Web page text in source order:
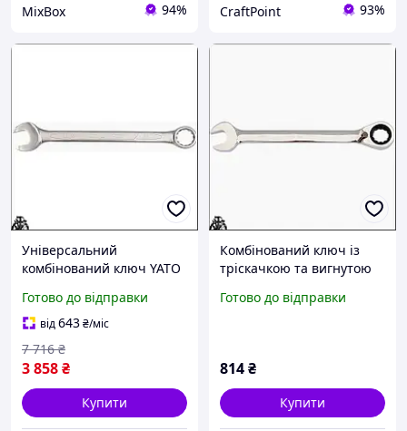
MixBox 94% CraftPoint 93%
Універсальний
комбінований ключ YATO
завдовжки 680 мм із
хромо-ванадієвої сталі
Готово до відправки
від643₴/міс
3 858₴
7 716 ₴
Купити
Комбінований ключ із
тріскачкою та вигнутою
роботи з гайками та
Готово до відправки
814₴
Купити